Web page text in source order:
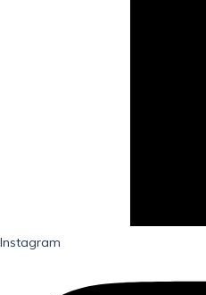
Instagram